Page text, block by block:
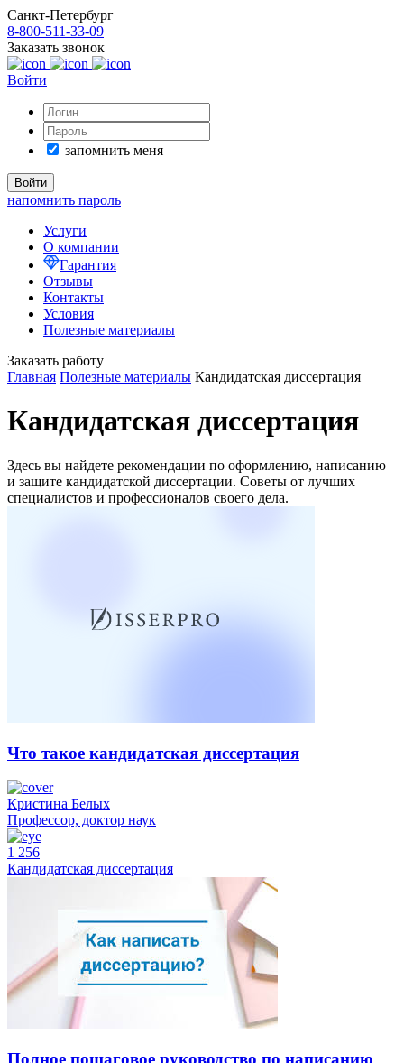
Санкт-Петербург
8-800-511-33-09
Заказать звонок
Войти
запомнить меня
напомнить пароль
Услуги
О компании
Гарантия
Отзывы
Контакты
Условия
Полезные материалы
Заказать работу
Главная Полезные материалы Кандидатская диссертация
Кандидатская диссертация
Здесь вы найдете рекомендации по оформлению, написанию
и защите кандидатской диссертации. Советы от лучших
специалистов и профессионалов своего дела.
Что такое кандидатская диссертация
Кристина Белых
Профессор, доктор наук
1 256
Кандидатская диссертация
Полное пошаговое руководство по написанию